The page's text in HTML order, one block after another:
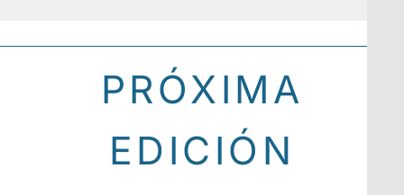
PRÓXIMA
EDICIÓN